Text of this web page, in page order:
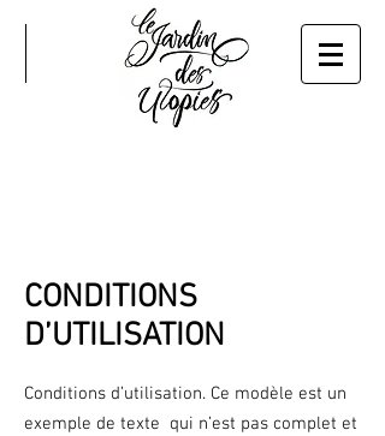
CONDITIONS
D’UTILISATION
Conditions d’utilisation. Ce modèle est un
exemple de texte qui n’est pas complet et